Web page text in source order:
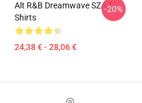
Alt R&B Dreamwave SZA T-
Shirts
24,38 € - 28,06 €
-20%